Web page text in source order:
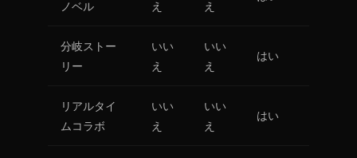
ノベル
え
え
分岐ストー
リー
いい
え
いい
え
はい
リアルタイ
ムコラボ
いい
え
いい
え
はい